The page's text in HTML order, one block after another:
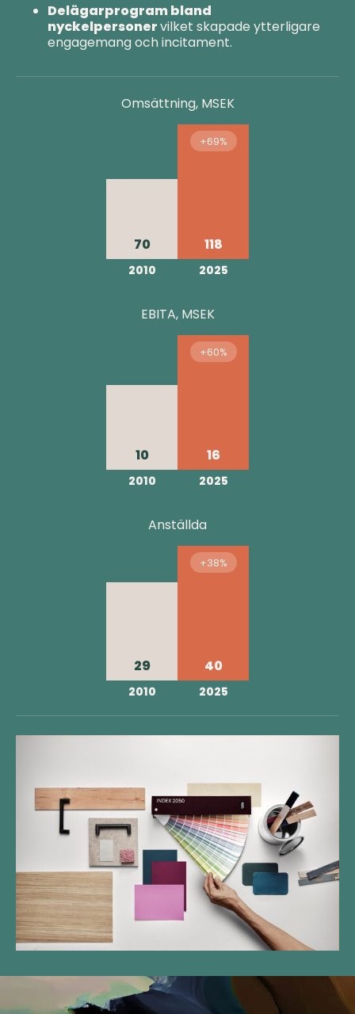
Delägarprogram bland
nyckelpersonervilket skapade ytterligare
engagemang och incitament.
Omsättning, MSEK
2010
70
2025
118
+69%
EBITA, MSEK
2010
10
2025
16
+60%
Anställda
2010
29
2025
40
+38%